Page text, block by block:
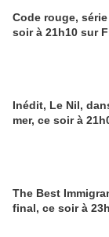
Code rouge,
soir à 21h10 sur
Inédit, Le Nil,
mer, ce soir à
The Best
final, ce soir à